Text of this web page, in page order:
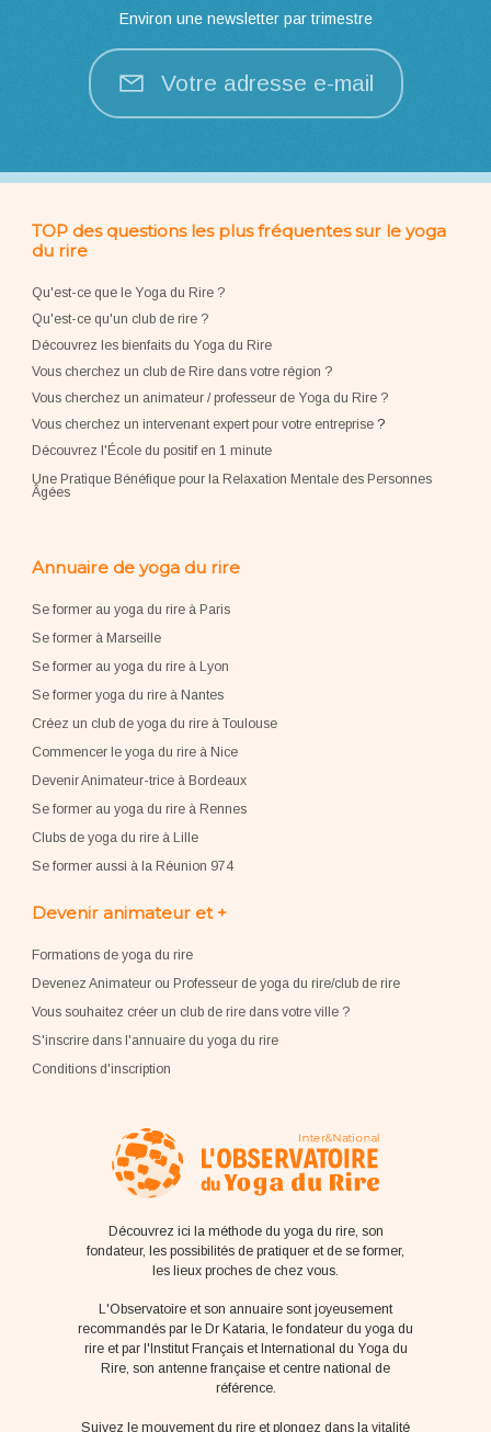
Environ une newsletter par trimestre
Votre adresse e-mail
TOP des questions les plus fréquentes sur le yoga
du rire
Qu'est-ce que le Yoga du Rire ?
Qu'est-ce qu'un club de rire ?
Découvrez les bienfaits du Yoga du Rire
Vous cherchez un club de Rire dans votre région ?
Vous cherchez un animateur / professeur de Yoga du Rire ?
Vous cherchez un intervenant expert pour votre entreprise?
Découvrez l'École du positif en 1 minute
Une Pratique Bénéfique pour la Relaxation Mentale des Personnes
Âgées
Annuaire de yoga du rire
Se former au yoga du rire à Paris
Se former à Marseille
Se former au yoga du rire à Lyon
Se former yoga du rire à Nantes
Créez un club de yoga du rire à Toulouse
Commencer le yoga du rire à Nice
Devenir Animateur-trice à Bordeaux
Se former au yoga du rire à Rennes
Clubs de yoga du rire à Lille
Se former aussi à la Réunion 974
Devenir animateur et +
Formations de yoga du rire
Devenez Animateur ou Professeur de yoga du rire/club de rire
Vous souhaitez créer un club de rire dans votre ville ?
S'inscrire dans l'annuaire du yoga du rire
Conditions d'inscription
Découvrez ici la méthode du yoga du rire, son
fondateur, les possibilités de pratiquer et de se former,
les lieux proches de chez vous.
L'Observatoire et son annuaire sont joyeusement
recommandés par le Dr Kataria, le fondateur du yoga du
rire et par l'Institut Français et International du Yoga du
Rire, son antenne française et centre national de
référence.
Suivez le mouvement du rire et plongez dans la vitalité